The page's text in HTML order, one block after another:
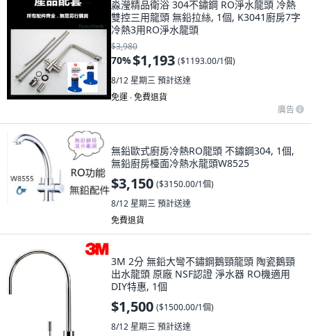
淼瀅精品衛浴 304不鏽鋼 RO淨水龍頭 冷熱
雙控三用龍頭 無鉛拉絲, 1個, K3041廚房7字
冷熱3用RO淨水龍頭
$3,980
70%$1,193 ($1193.00/1個)
8/12 星期三預計送達
免運 ∙ 免費退貨
廣告
無鉛歐式廚房冷熱RO龍頭 不鏽鋼304, 1個,
無鉛廚房檯面冷熱水龍頭W8525
$3,150 ($3150.00/1個)
8/12 星期三預計送達
免費退貨
3M 2分 無鉛大彎不鏽鋼鵝頸龍頭 陶瓷鵝頸
出水龍頭 原廠 NSF認證 淨水器 RO機適用
DIY特惠, 1個
$1,500 ($1500.00/1個)
8/12 星期三預計送達